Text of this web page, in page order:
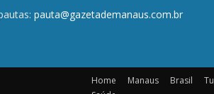
pauta@gazetademanaus.com.br
Home Manaus Brasil